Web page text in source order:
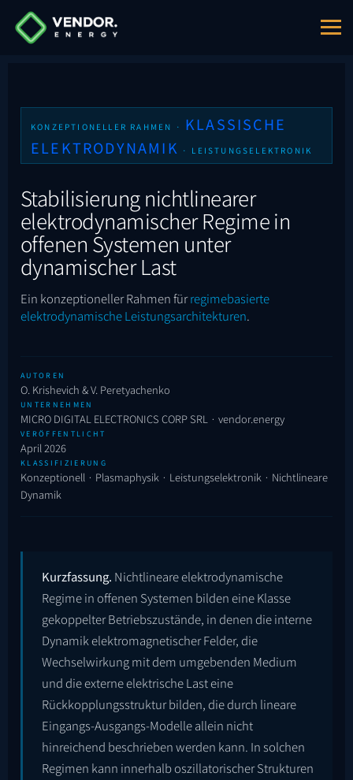
KONZEPTIONELLER RAHMEN · KLASSISCHE
ELEKTRODYNAMIK · LEISTUNGSELEKTRONIK
Stabilisierung nichtlinearer
elektrodynamischer Regime in
offenen Systemen unter
dynamischer Last
Ein konzeptioneller Rahmen fürregimebasierte
elektrodynamische Leistungsarchitekturen.
AUTOREN
O. Krishevich & V. Peretyachenko
UNTERNEHMEN
MICRO DIGITAL ELECTRONICS CORP SRL · vendor.energy
VERÖFFENTLICHT
April 2026
KLASSIFIZIERUNG
Konzeptionell · Plasmaphysik · Leistungselektronik · Nichtlineare
Dynamik
Kurzfassung. Nichtlineare elektrodynamische
Regime in offenen Systemen bilden eine Klasse
gekoppelter Betriebszustände, in denen die interne
Dynamik elektromagnetischer Felder, die
Wechselwirkung mit dem umgebenden Medium
und die externe elektrische Last eine
Rückkopplungsstruktur bilden, die durch lineare
Eingangs-Ausgangs-Modelle allein nicht
hinreichend beschrieben werden kann. In solchen
Regimen kann innerhalb oszillatorischer Strukturen